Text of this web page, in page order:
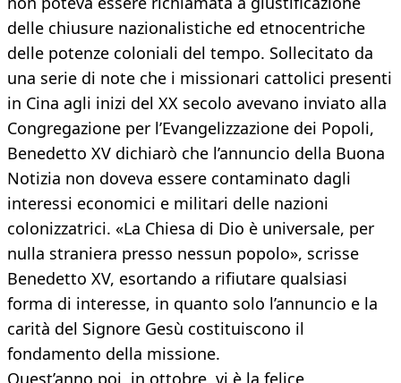
delle chiusure nazionalistiche ed etnocentriche
delle potenze coloniali del tempo. Sollecitato da
una serie di note che i missionari cattolici presenti
in Cina agli inizi del XX secolo avevano inviato alla
Congregazione per l’Evangelizzazione dei Popoli,
Benedetto XV dichiarò che l’annuncio della Buona
Notizia non doveva essere contaminato dagli
interessi economici e militari delle nazioni
colonizzatrici. «La Chiesa di Dio è universale, per
nulla straniera presso nessun popolo», scrisse
Benedetto XV, esortando a rifiutare qualsiasi
forma di interesse, in quanto solo l’annuncio e la
carità del Signore Gesù costituiscono il
fondamento della missione.
Quest’anno poi, in ottobre, vi è la felice